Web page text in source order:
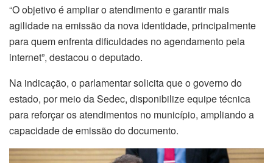
“O objetivo é ampliar o atendimento e garantir mais
agilidade na emissão da nova identidade, principalmente
para quem enfrenta dificuldades no agendamento pela
internet”, destacou o deputado.
Na indicação, o parlamentar solicita que o governo do
estado, por meio da Sedec, disponibilize equipe técnica
para reforçar os atendimentos no município, ampliando a
capacidade de emissão do documento.